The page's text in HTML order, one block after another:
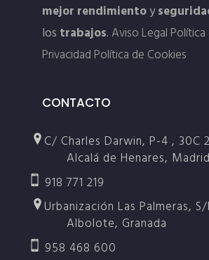
mejor rendimientoy
los trabajos. Aviso Legal Política
Privacidad Política de Cookies
CONTACTO
C/ Charles Darwin, P-4 , 30C
Alcalá de Henares, Madrid
918 771 219
Urbanización Las Palmeras,
Albolote, Granada
958 468 600